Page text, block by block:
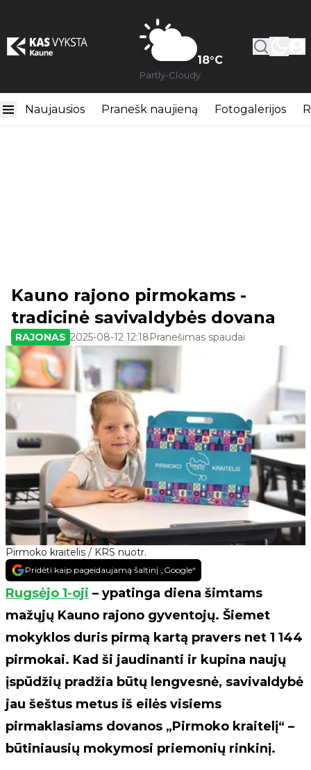
18°C
Partly-Cloudy
Naujausios Pranešk naujieną Fotogalerijos
Pirmoko kraitelis / KRS nuotr.
Kauno rajono pirmokams -
tradicinė savivaldybės dovana
RAJONAS 2025-08-12 12:18Pranešimas spaudai
Pridėti kaip pageidaujamą šaltinį „Google“
Rugsėjo 1-oji – ypatinga diena šimtams
mažųjų Kauno rajono gyventojų. Šiemet
mokyklos duris pirmą kartą pravers net 1 144
pirmokai. Kad ši jaudinanti ir kupina naujų
įspūdžių pradžia būtų lengvesnė, savivaldybė
jau šeštus metus iš eilės visiems
pirmaklasiams dovanos „Pirmoko kraitelį“ –
būtiniausių mokymosi priemonių rinkinį.